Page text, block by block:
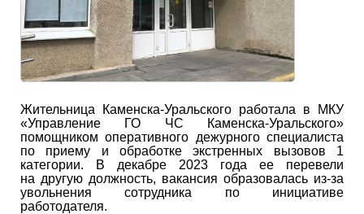
Жительница Каменска-Уральского работала в МКУ
«Управление ГО ЧС Каменска-Уральского»
помощником оперативного дежурного специалиста
по приему и обработке экстренных вызовов 1
категории. В декабре 2023 года ее перевели
на другую должность, вакансия образовалась из-за
увольнения сотрудника по инициативе
работодателя.